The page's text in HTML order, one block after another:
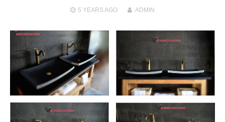
5 YEARSAGO ADMIN